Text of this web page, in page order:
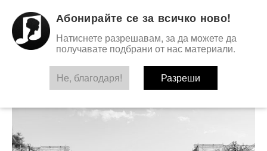
TAG: CHRUST
Абонирайте се за всичко ново!
Натиснете разрешавам, за да можете да
получавате подбрани от нас материали.
Не, благодаря! Разреши